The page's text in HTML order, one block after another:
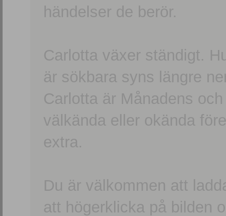
händelser de berör.
Carlotta växer ständigt.
är sökbara syns längre
Carlotta är Månadens
välkända eller okända
extra.
Du är välkommen att
att högerklicka på bilden